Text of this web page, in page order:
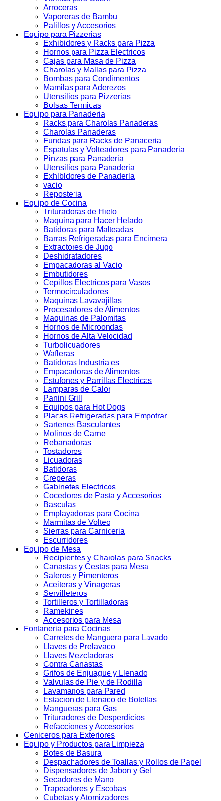
Arroceras
Vaporeras de Bambu
Palillos y Accesorios
Equipo para Pizzerias
Exhibidores y Racks para Pizza
Hornos para Pizza Electricos
Cajas para Masa de Pizza
Charolas y Mallas para Pizza
Bombas para Condimentos
Mamilas para Aderezos
Utensilios para Pizzerias
Bolsas Termicas
Equipo para Panaderia
Racks para Charolas Panaderas
Charolas Panaderas
Fundas para Racks de Panaderia
Espatulas y Volteadores para Panaderia
Pinzas para Panaderia
Utensilios para Panaderia
Exhibidores de Panaderia
vacio
Reposteria
Equipo de Cocina
Trituradoras de Hielo
Maquina para Hacer Helado
Batidoras para Malteadas
Barras Refrigeradas para Encimera
Extractores de Jugo
Deshidratadores
Empacadoras al Vacio
Embutidores
Cepillos Electricos para Vasos
Termocirculadores
Maquinas Lavavajillas
Procesadores de Alimentos
Maquinas de Palomitas
Hornos de Microondas
Hornos de Alta Velocidad
Turbolicuadores
Wafleras
Batidoras Industriales
Empacadoras de Alimentos
Estufones y Parrillas Electricas
Lamparas de Calor
Panini Grill
Equipos para Hot Dogs
Placas Refrigeradas para Empotrar
Sartenes Basculantes
Molinos de Carne
Rebanadoras
Tostadores
Licuadoras
Batidoras
Creperas
Gabinetes Electricos
Cocedores de Pasta y Accesorios
Basculas
Emplayadoras para Cocina
Marmitas de Volteo
Sierras para Carniceria
Escurridores
Equipo de Mesa
Recipientes y Charolas para Snacks
Canastas y Cestas para Mesa
Saleros y Pimenteros
Aceiteras y Vinageras
Servilleteros
Tortilleros y Tortilladoras
Ramekines
Accesorios para Mesa
Fontaneria para Cocinas
Carretes de Manguera para Lavado
Llaves de Prelavado
Llaves Mezcladoras
Contra Canastas
Grifos de Enjuague y Llenado
Valvulas de Pie y de Rodilla
Lavamanos para Pared
Estacion de Llenado de Botellas
Mangueras para Gas
Trituradores de Desperdicios
Refacciones y Accesorios
Ceniceros para Exteriores
Equipo y Productos para Limpieza
Botes de Basura
Despachadores de Toallas y Rollos de Papel
Dispensadores de Jabon y Gel
Secadores de Mano
Trapeadores y Escobas
Cubetas y Atomizadores